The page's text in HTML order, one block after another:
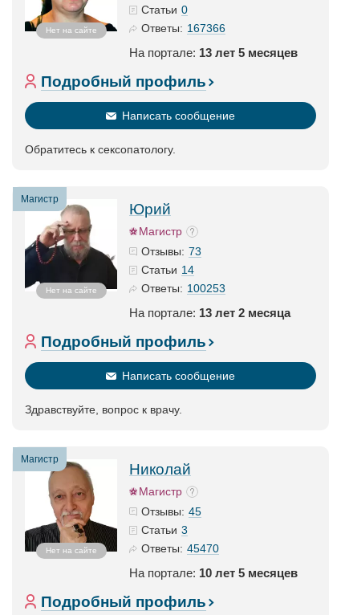
Нет на сайте
Статьи 0
Ответы: 167366
На портале: 13 лет 5 месяцев
Подробный профиль
Написать сообщение
Обратитесь к сексопатологу.
Магистр
Нет на сайте
Юрий
Магистр
Отзывы: 73
Статьи 14
Ответы: 100253
На портале: 13 лет 2 месяца
Подробный профиль
Написать сообщение
Здравствуйте, вопрос к врачу.
Магистр
Нет на сайте
Николай
Магистр
Отзывы: 45
Статьи 3
Ответы: 45470
На портале: 10 лет 5 месяцев
Подробный профиль